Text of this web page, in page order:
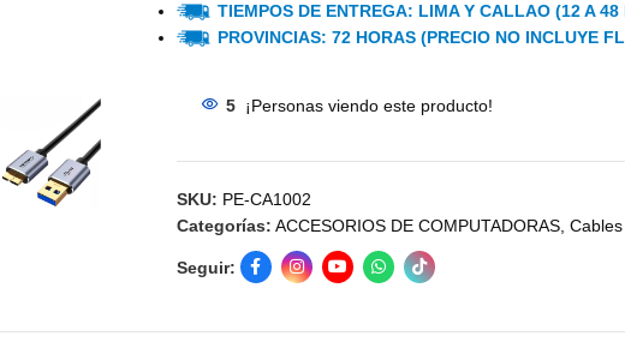
TIEMPOS DE ENTREGA: LIMA Y CALLAO (12 A 48
PROVINCIAS: 72 HORAS (PRECIO NO INCLUYE
5 ¡Personas viendo este producto!
SKU: PE-CA1002
Categorías: ACCESORIOS DE COMPUTADORAS, Cables
Seguir: